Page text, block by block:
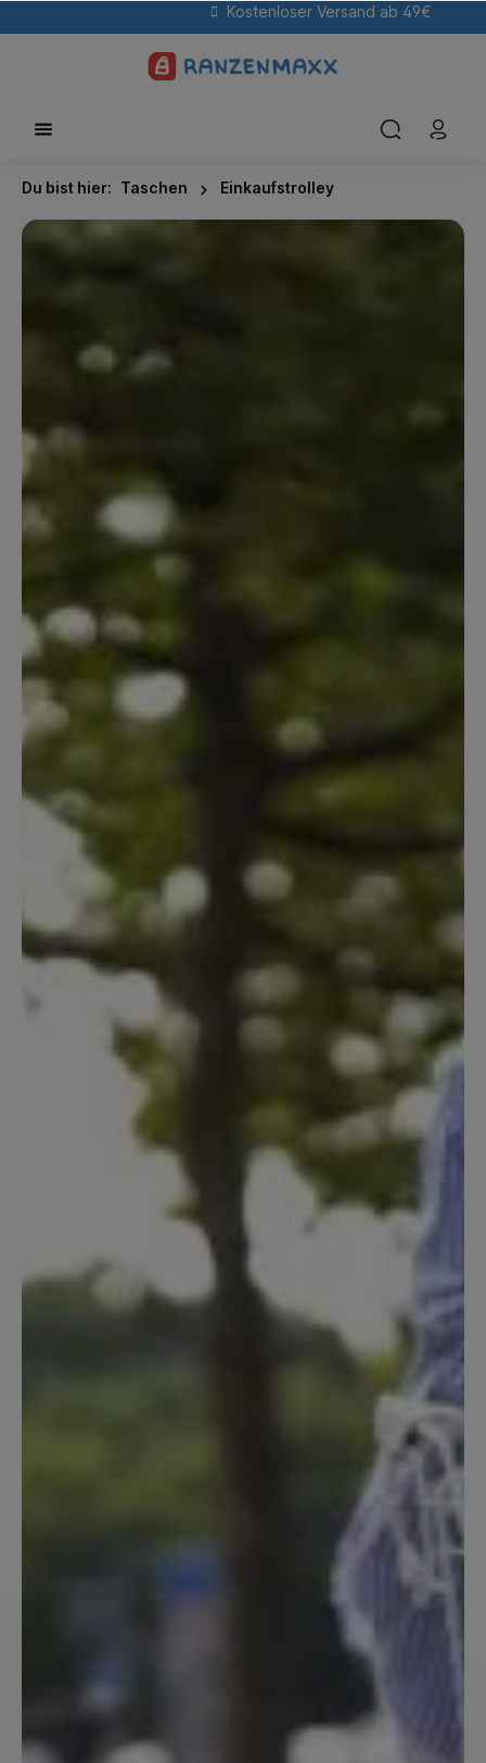
Kostenloser Versand ab 49€
Du bist hier: Taschen Einkaufstrolley